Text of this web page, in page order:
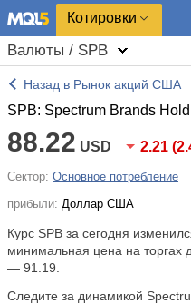
Котировки
Валюты / SPB
Назад в Рынок акций США
SPB: Spectrum Brands
88.22 USD 2.21 (
Сектор: Основное потребление
прибыли: Доллар США
Курс SPB за сегодня
минимальная цена на торгах
— 91.19.
Следите за динамикой